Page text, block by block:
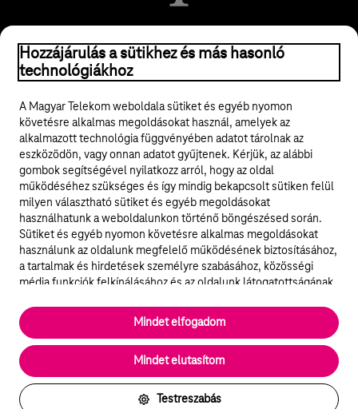
© 2026 Magyar Telekom Nyrt.
ÁSZF
Adatvédelem
Felhívások
Közösségi média
Cookie beállítások
English
Hozzájárulás a sütikhez és más hasonló
technológiákhoz
A Magyar Telekom weboldala sütiket és egyéb nyomon
követésre alkalmas megoldásokat használ, amelyek az
alkalmazott technológia függvényében adatot tárolnak az
eszközödön, vagy onnan adatot gyűjtenek. Kérjük, az alábbi
gombok segítségével nyilatkozz arról, hogy az oldal
működéséhez szükséges és így mindig bekapcsolt sütiken felül
milyen választható sütiket és egyéb megoldásokat
használhatunk a weboldalunkon történő böngészésed során.
Sütiket és egyéb nyomon követésre alkalmas megoldásokat
használunk az oldalunk megfelelő működésének biztosításához,
a tartalmak és hirdetések személyre szabásához, közösségi
média funkciók felkínálásához és az oldalunk látogatottságának
elengedhetetlenek a weboldal működéséhez és nem lehet
kikapcsolni őket a weboldal látogatása során rendszerünkből. A
statisztikai, vagy marketing célú sütik segítségével bizonyos
esetekben az oldalhasználattal kapcsolatos információkat is
megosztjuk hirdetési és elemzési szolgáltatásokat nyújtó
partnereinkkel.
Testreszabás
Mindet elutasítom
Mindet elfogadom